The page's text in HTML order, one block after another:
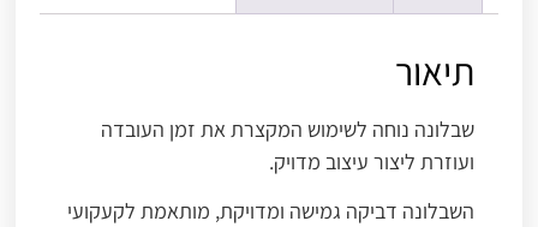
תיאור
שבלונה נוחה לשימוש המקצרת את זמן העובדה
ועוזרת ליצור עיצוב מדויק.
השבלונה דביקה גמישה ומדויקת, מותאמת לקעקועי